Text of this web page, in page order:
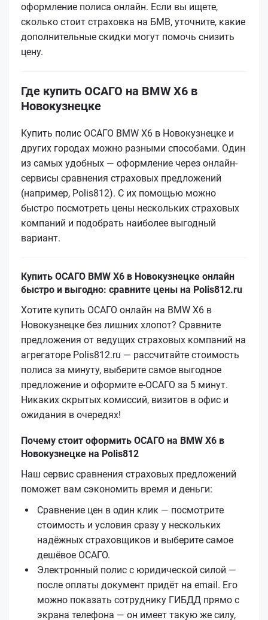
оформление полиса онлайн. Если вы ищете,
сколько стоит страховка на БМВ, уточните, какие
дополнительные скидки могут помочь снизить
цену.
Где купить ОСАГО на BMW X6 в
Новокузнецке
Купить полис ОСАГО BMW X6 в Новокузнецке и
других городах можно разными способами. Один
из самых удобных — оформление через онлайн-
сервисы сравнения страховых предложений
(например, Polis812). С их помощью можно
быстро посмотреть цены нескольких страховых
компаний и подобрать наиболее выгодный
вариант.
Купить ОСАГО BMW X6 в Новокузнецке онлайн
быстро и выгодно: сравните цены на Polis812.ru
Хотите купить ОСАГО онлайн на BMW X6 в
Новокузнецке без лишних хлопот? Сравните
предложения от ведущих страховых компаний на
агрегаторе Polis812.ru — рассчитайте стоимость
полиса за минуту, выберите самое выгодное
предложение и оформите е‑ОСАГО за 5 минут.
Никаких скрытых комиссий, визитов в офис и
ожидания в очередях!
Почему стоит оформить ОСАГО на BMW X6 в
Новокузнецке на Polis812
Наш сервис сравнения страховых предложений
поможет вам сэкономить время и деньги:
Сравнение цен в один клик — посмотрите
стоимость и условия сразу у нескольких
надёжных страховщиков и выберите самое
дешёвое ОСАГО.
Электронный полис с юридической силой —
после оплаты документ придёт на email. Его
можно показать сотруднику ГИБДД прямо с
экрана телефона — он имеет такую же силу,